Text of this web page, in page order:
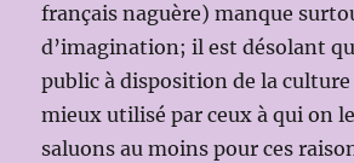
français naguère) manque
d’imagination; il est désolant
public à disposition de la
mieux utilisé par ceux à qui on
saluons au moins pour ces